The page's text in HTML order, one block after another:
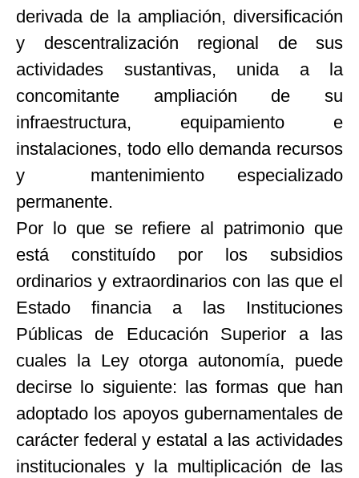
derivada de la ampliación, diversificación
y descentralización regional de sus
actividades sustantivas, unida a la
concomitante ampliación de su
infraestructura, equipamiento e
instalaciones, todo ello demanda recursos
y mantenimiento especializado
permanente.
Por lo que se refiere al patrimonio que
está constituído por los subsidios
ordinarios y extraordinarios con las que el
Estado financia a las Instituciones
Públicas de Educación Superior a las
cuales la Ley otorga autonomía, puede
decirse lo siguiente: las formas que han
adoptado los apoyos gubernamentales de
carácter federal y estatal a las actividades
institucionales y la multiplicación de las